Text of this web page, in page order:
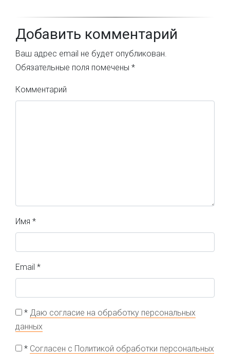
Добавить комментарий
Ваш адрес email не будет опубликован.
Обязательные поля помечены *
Комментарий
Имя *
Email *
* Даю согласие на обработку персональных
данных
* Согласен с Политикой обработки персональных